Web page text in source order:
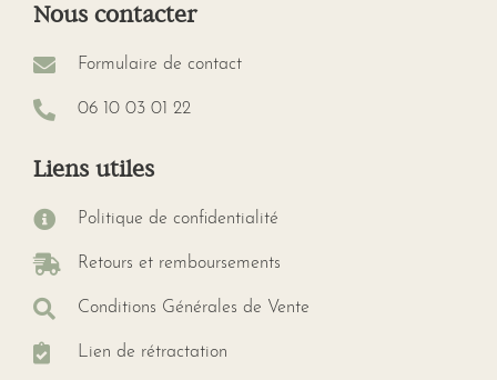
Nous contacter
Formulaire de contact
06 10 03 01 22
Liens utiles
Politique de confidentialité
Retours et remboursements
Conditions Générales de Vente
Lien de rétractation